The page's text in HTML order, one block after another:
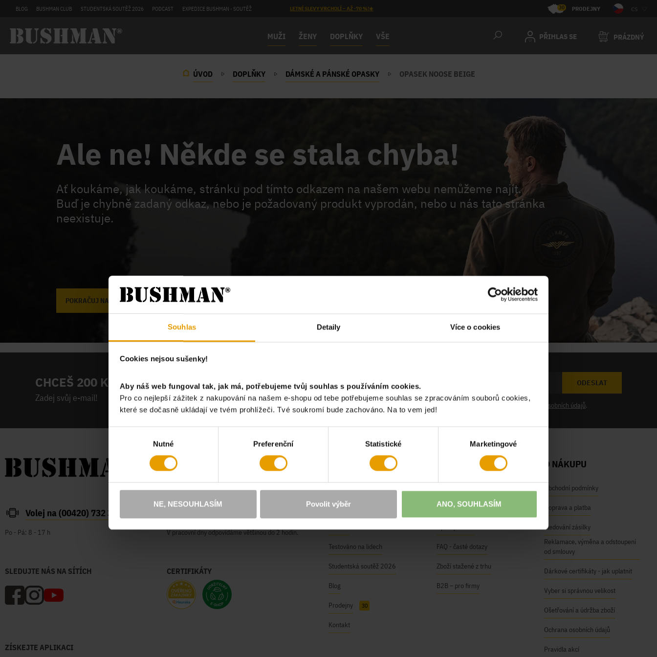
Souhlas Detaily Více o cookies
Cookies nejsou sušenky!
Aby náš web fungoval tak, jak má, potřebujeme tvůj souhlas s používáním cookies.
Pro co nejlepší zážitek z nakupování na našem e-shopu od tebe potřebujeme souhlas se zpracováním souborů cookies,
které se dočasně ukládají ve tvém prohlížeči. Tvé soukromí bude zachováno. Na to vem jed!
Nutné Preferenční Statistické Marketingové
NE, NESOUHLASÍM Povolit výběr ANO, SOUHLASÍM
BLOG BUSHMAN CLUB STUDENTSKÁ SOUTĚŽ 2026 PODCAST EXPEDICE BUSHMAN - SOUTĚŽ LETNÍ SLEVY VRCHOLÍ – AŽ -70 %!☀️ 30 PRODEJNY CS
MUŽI ŽENY DOPLŇKY VŠE PŘIHLAS SE PRÁZDNÝ
ÚVOD DOPLŇKY DÁMSKÉ A PÁNSKÉ OPASKY OPASEK NOOSE BEIGE
Ale ne! Někde se stala chyba!
Ať koukáme, jak koukáme, stránku pod tímto odkazem na našem webu nemůžeme najít.
Buď je chybně zadaný odkaz, nebo je požadovaný produkt vyprodán, nebo u nás tato stránka
neexistuje.
POKRAČUJ NA ÚVODNÍ STRÁNKU
CHCEŠ 200 KČ NA PRVNÍ NÁKUP?
Zadej svůj e-mail!
ODESLAT
Chci odebírat novinky a souhlasím se zpracováním osobních údajů.
Volej na (00420) 732 387 626
Po - Pá: 8 - 17 h V pracovní dny odpovídáme většinou do 2 hodin.
SLEDUJTE NÁS NA SÍTÍCH CERTIFIKÁTY
ZÍSKEJTE APLIKACI
Naše hodnoty
BUSHMAN Club
Kariéra
Testováno na lidech
Studentská soutěž 2026
Blog
Prodejny 30
Kontakt
NAŠE SLUŽBY
Módní inspirace
Úpravy oděvů
FAQ - časté dotazy
Zboží stažené z trhu
B2B – pro firmy
O NÁKUPU
Obchodní podmínky
Doprava a platba
Sledování zásilky
Reklamace, výměna a odstoupení
od smlouvy
Dárkové certifikáty - jak uplatnit
Vyber si správnou velikost
Ošetřování a údržba zboží
Ochrana osobních údajů
Pravidla akcí